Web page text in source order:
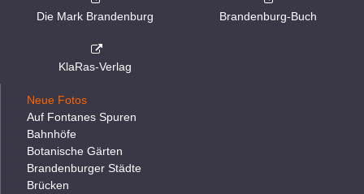
Die Mark Brandenburg Brandenburg-Buch
KlaRas-Verlag
Neue Fotos
Auf Fontanes Spuren
Bahnhöfe
Botanische Gärten
Brandenburger Städte
Brücken